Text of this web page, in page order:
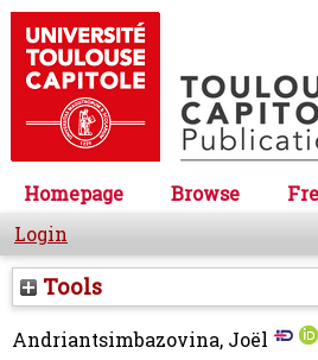
Homepage Browse
Login
Tools
Andriantsimbazovina, Joël